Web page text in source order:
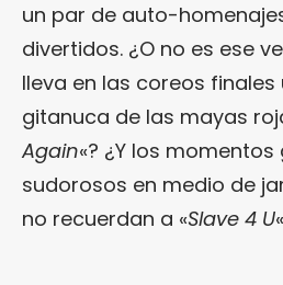
un par de auto-
divertidos. ¿O no es ese
lleva en las coreos finales
gitanuca de las mayas
Again«? ¿Y los
sudorosos en medio de
no recuerdan a «Slave 4 U